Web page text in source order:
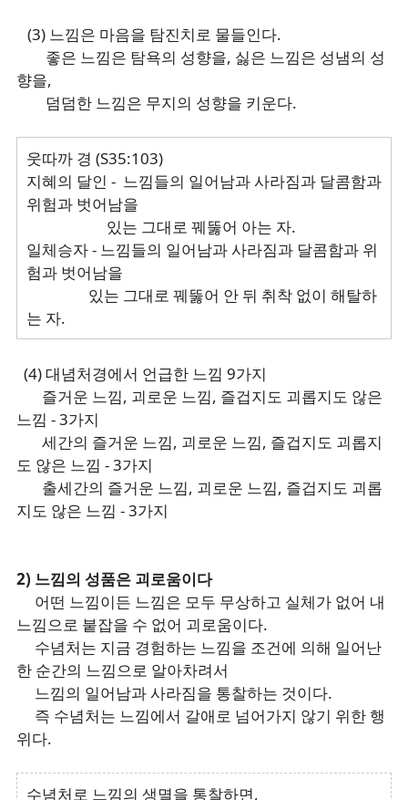
(3) 느낌은 마음을 탐진치로 물들인다.
좋은 느낌은 탐욕의 성향을, 싫은 느낌은 성냄의 성
향을,
덤덤한 느낌은 무지의 성향을 키운다.
웃따까 경 (S35:103)
지혜의 달인 - 느낌들의 일어남과 사라짐과 달콤함과
위험과 벗어남을
있는 그대로 꿰뚫어 아는 자.
일체승자 - 느낌들의 일어남과 사라짐과 달콤함과 위
험과 벗어남을
있는 그대로 꿰뚫어 안 뒤 취착 없이 해탈하
는 자.
(4) 대념처경에서 언급한 느낌 9가지
즐거운 느낌, 괴로운 느낌, 즐겁지도 괴롭지도 않은
느낌 - 3가지
세간의 즐거운 느낌, 괴로운 느낌, 즐겁지도 괴롭지
도 않은 느낌 - 3가지
출세간의 즐거운 느낌, 괴로운 느낌, 즐겁지도 괴롭
지도 않은 느낌 - 3가지
2) 느낌의 성품은 괴로움이다
어떤 느낌이든 느낌은 모두 무상하고 실체가 없어 내
느낌으로 붙잡을 수 없어 괴로움이다.
수념처는 지금 경험하는 느낌을 조건에 의해 일어난
한 순간의 느낌으로 알아차려서
느낌의 일어남과 사라짐을 통찰하는 것이다.
즉 수념처는 느낌에서 갈애로 넘어가지 않기 위한 행
위다.
수념처로 느낌의 생멸을 통찰하면,